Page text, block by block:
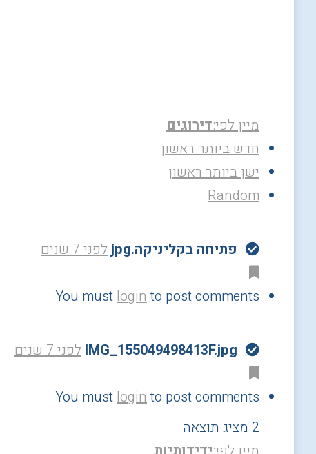
מיין לפי:דירוגים
חדש ביותר ראשון
ישן ביותר ראשון
Random
פתיחה בקליניקה.jpg לפני 7 שנים
You mustloginto post comments
IMG_155049498413F.jpg לפני 7 שנים
You mustloginto post comments
2 מציג תוצאה